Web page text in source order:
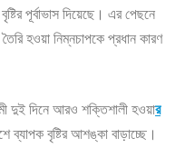
পূর্বাভাস দিয়েছে। এর পেছনে
হওয়া নিম্নচাপকে প্রধান কারণ
দুই দিনে আরও শক্তিশালী হওয়ার
ব্যাপক বৃষ্টির আশঙ্কা বাড়াচ্ছে।